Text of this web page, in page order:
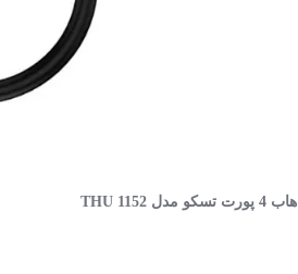
هاب 4 پورت تسکو مدل THU 1152